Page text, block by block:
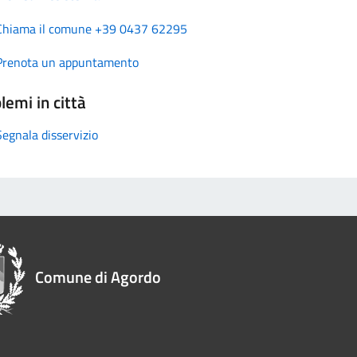
il comune +39 0437 62295
un appuntamento
in città
disservizio
Comune di Agordo